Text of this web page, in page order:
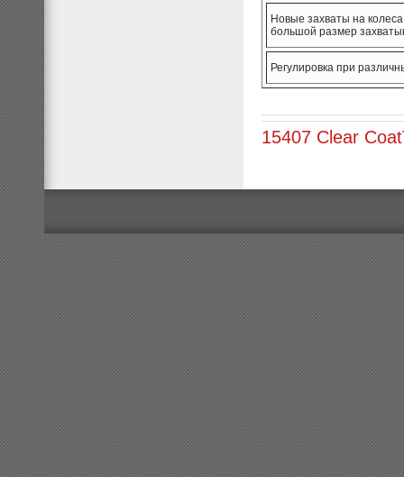
Новые захваты на
большой размер
Регулировка при
15407 Clear Coat